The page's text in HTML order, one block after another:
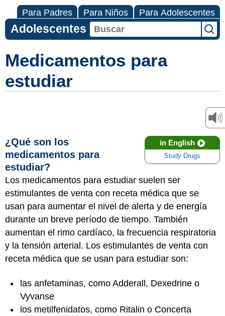
Para Padres Para Niños Para Adolescentes
Adolescentes
Medicamentos para
estudiar
in English
Study Drugs
¿Qué son los
medicamentos para
estudiar?
Los medicamentos para estudiar suelen ser
estimulantes de venta con receta médica que se
usan para aumentar el nivel de alerta y de energía
durante un breve período de tiempo. También
aumentan el rimo cardíaco, la frecuencia respiratoria
y la tensión arterial. Los estimulantes de venta con
receta médica que se usan para estudiar son:
las anfetaminas, como Adderall, Dexedrine o
Vyvanse
los metilfenidatos, como Ritalin o Concerta